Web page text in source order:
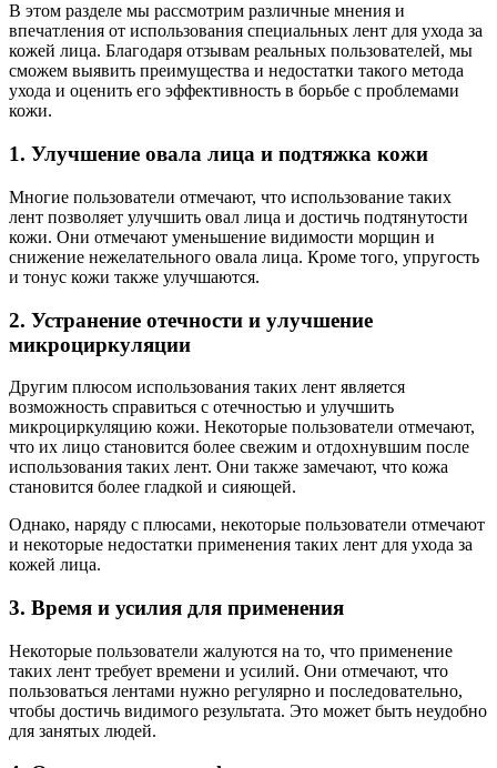
В этом разделе мы рассмотрим различные мнения и
впечатления от использования специальных лент для ухода за
кожей лица. Благодаря отзывам реальных пользователей, мы
сможем выявить преимущества и недостатки такого метода
ухода и оценить его эффективность в борьбе с проблемами
кожи.
1. Улучшение овала лица и подтяжка кожи
Многие пользователи отмечают, что использование таких
лент позволяет улучшить овал лица и достичь подтянутости
кожи. Они отмечают уменьшение видимости морщин и
снижение нежелательного овала лица. Кроме того, упругость
и тонус кожи также улучшаются.
2. Устранение отечности и улучшение
микроциркуляции
Другим плюсом использования таких лент является
возможность справиться с отечностью и улучшить
микроциркуляцию кожи. Некоторые пользователи отмечают,
что их лицо становится более свежим и отдохнувшим после
использования таких лент. Они также замечают, что кожа
становится более гладкой и сияющей.
Однако, наряду с плюсами, некоторые пользователи отмечают
и некоторые недостатки применения таких лент для ухода за
кожей лица.
3. Время и усилия для применения
Некоторые пользователи жалуются на то, что применение
таких лент требует времени и усилий. Они отмечают, что
пользоваться лентами нужно регулярно и последовательно,
чтобы достичь видимого результата. Это может быть неудобно
для занятых людей.